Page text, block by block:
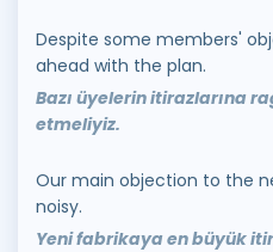
Despite some members'
ahead with the plan.
Bazı üyelerin itirazlarına
etmeliyiz.
Our main objection to the
noisy.
Yeni fabrikaya en büyük